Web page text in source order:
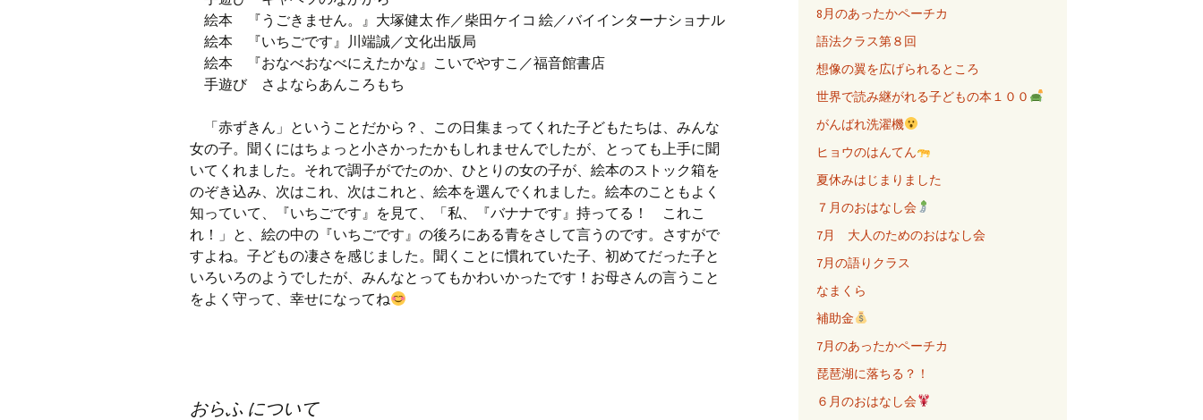
絵本 『うごきません。』大塚健太 作／柴田ケイコ 絵／バイインターナショナル
絵本 『いちごです』川端誠／文化出版局
絵本 『おなべおなべにえたかな』こいでやすこ／福音館書店
手遊び さよならあんころもち
「赤ずきん」ということだから？、この日集まってくれた子どもたちは、みんな
女の子。聞くにはちょっと小さかったかもしれませんでしたが、とっても上手に聞
いてくれました。それで調子がでたのか、ひとりの女の子が、絵本のストック箱を
のぞき込み、次はこれ、次はこれと、絵本を選んでくれました。絵本のこともよく
知っていて、『いちごです』を見て、「私、『バナナです』持ってる！ これこ
れ！」と、絵の中の『いちごです』の後ろにある青をさして言うのです。さすがで
すよね。子どもの凄さを感じました。聞くことに慣れていた子、初めてだった子と
いろいろのようでしたが、みんなとってもかわいかったです！お母さんの言うこと
をよく守って、幸せになってね
おらふ について
8月のあったかペーチカ
語法クラス第８回
想像の翼を広げられるところ
世界で読み継がれる子どもの本１００
がんばれ洗濯機
ヒョウのはんてん
夏休みはじまりました
７月のおはなし会
7月 大人のためのおはなし会
7月の語りクラス
なまくら
補助金
7月のあったかペーチカ
琵琶湖に落ちる？！
６月のおはなし会